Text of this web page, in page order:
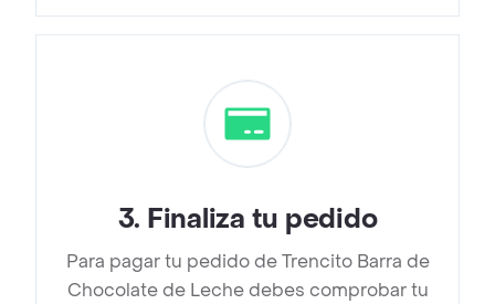
3. Finaliza tu pedido
Para pagar tu pedido de Trencito Barra de
Chocolate de Leche debes comprobar tu